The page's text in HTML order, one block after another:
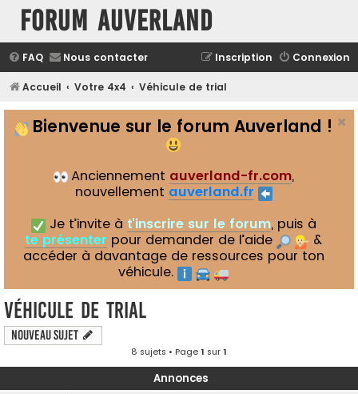
Forum Auverland
FAQ Nous contacter Connexion
Inscription
Accueil Votre 4x4 Véhicule de trial
Bienvenue sur le forum Auverland !
Anciennement auverland-fr.com,
nouvellement auverland.fr
Je t’invite à t’inscrire sur le forum, puis à
te présenter pour demander de l’aide
&
accéder à davantage de ressources pour ton
véhicule.
Véhicule de trial
Nouveau sujet
8 sujets • Page1 sur1
Annonces